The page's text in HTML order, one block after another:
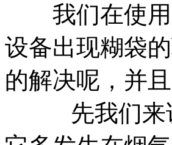
我们在使用
设备出现糊袋
的解决呢，并
先我们来说